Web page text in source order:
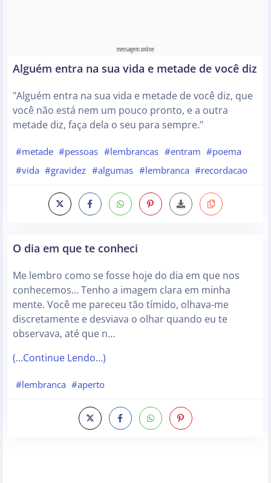
Alguém entra na sua vida e metade de você diz
"Alguém entra na sua vida e metade de você diz, que
você não está nem um pouco pronto, e a outra
metade diz, faça dela o seu para sempre."
#metade #pessoas #lembrancas #entram #poema
#vida #gravidez #algumas #lembranca #recordacao
O dia em que te conheci
Me lembro como se fosse hoje do dia em que nos
conhecemos… Tenho a imagem clara em minha
mente. Você me pareceu tão tímido, olhava-me
discretamente e desviava o olhar quando eu te
observava, até que n…
(…Continue Lendo…)
#lembranca #aperto